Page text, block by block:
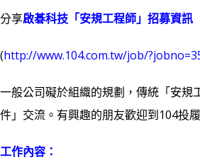
分享啟碁科技「安規工程師」招募資訊
(http://www.104.com.tw/job/
一般公司礙於組織的規劃，傳統「安
件」交流。有興趣的朋友歡迎到104投
工作內容：